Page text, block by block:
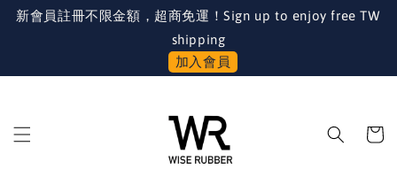
新會員註冊不限金額，超商免運！Sign up to enjoy free TW
shipping
加入會員